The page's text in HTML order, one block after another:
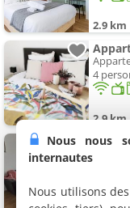
2.9 km
4
2.9 km
Nous nous
internautes
Nous utilisons